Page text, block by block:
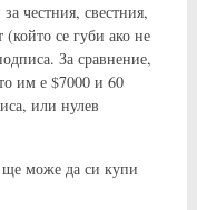
честния, свестния,
се губи ако не
За сравнение,
им е $7000 и 60
или нулев
ще може да си купи